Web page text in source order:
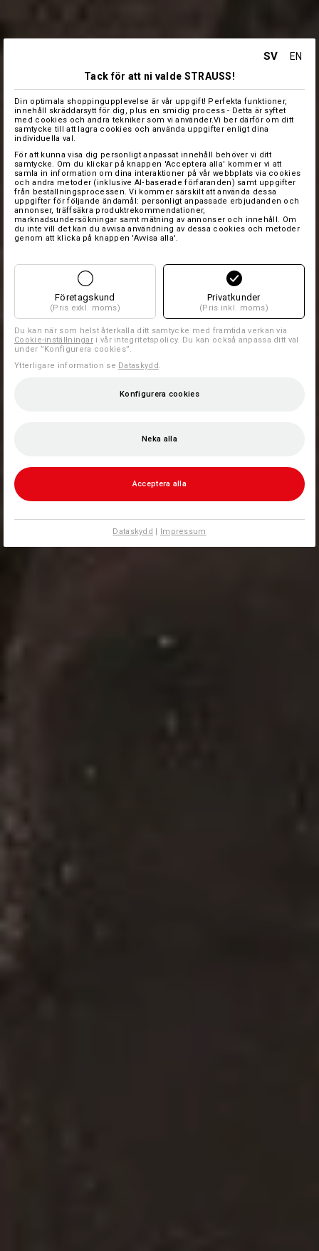
SV
EN
Tack för att ni valde STRAUSS!
Din optimala shoppingupplevelse är vår uppgift! Perfekta funktioner,
innehåll skräddarsytt för dig, plus en smidig process - Detta är syftet
med cookies och andra tekniker som vi använder.Vi ber därför om ditt
samtycke till att lagra cookies och använda uppgifter enligt dina
individuella val.
För att kunna visa dig personligt anpassat innehåll behöver vi ditt
samtycke. Om du klickar på knappen 'Acceptera alla' kommer vi att
samla in information om dina interaktioner på vår webbplats via cookies
och andra metoder (inklusive AI‑baserade förfaranden) samt uppgifter
från beställningsprocessen. Vi kommer särskilt att använda dessa
uppgifter för följande ändamål: personligt anpassade erbjudanden och
annonser, träffsäkra produktrekommendationer,
marknadsundersökningar samt mätning av annonser och innehåll. Om
du inte vill det kan du avvisa användning av dessa cookies och metoder
genom att klicka på knappen 'Avvisa alla'.
Företagskund
(Pris exkl. moms)
Privatkunder
(Pris inkl. moms)
Du kan när som helst återkalla ditt samtycke med framtida verkan via
Cookie-inställningar i vår integritetspolicy. Du kan också anpassa ditt val
under ”Konfigurera cookies”.
Ytterligare information se Dataskydd
Konfigurera cookies
Neka alla
Acceptera alla
Dataskydd | Impressum